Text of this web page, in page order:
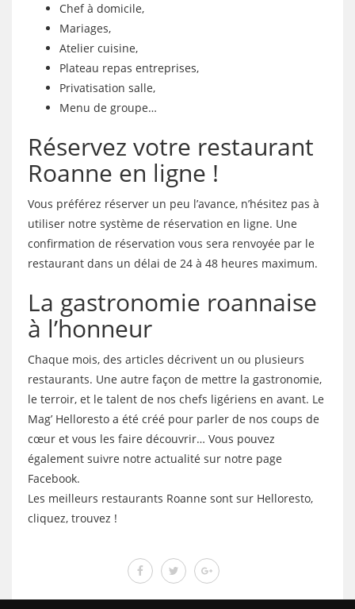
Chef à domicile,
Mariages,
Atelier cuisine,
Plateau repas entreprises,
Privatisation salle,
Menu de groupe…
Réservez votre restaurant
Roanne en ligne !
Vous préférez réserver un peu l’avance, n’hésitez pas à
utiliser notre système de réservation en ligne. Une
confirmation de réservation vous sera renvoyée par le
restaurant dans un délai de 24 à 48 heures maximum.
La gastronomie roannaise
à l’honneur
Chaque mois, des articles décrivent un ou plusieurs
restaurants. Une autre façon de mettre la gastronomie,
le terroir, et le talent de nos chefs ligériens en avant. Le
Mag’ Helloresto a été créé pour parler de nos coups de
cœur et vous les faire découvrir… Vous pouvez
également suivre notre actualité sur notre page
Facebook.
Les meilleurs restaurants Roanne sont sur Helloresto,
cliquez, trouvez !